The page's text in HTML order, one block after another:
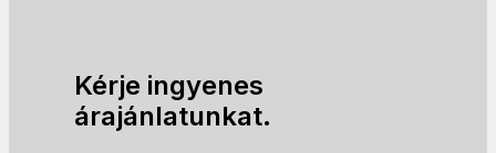
Kérje ingyenes
árajánlatunkat.